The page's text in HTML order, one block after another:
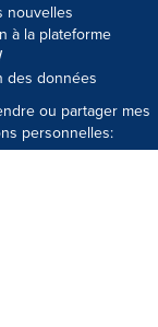
nouvelles
à la plateforme
des données
ou partager mes
personnelles: